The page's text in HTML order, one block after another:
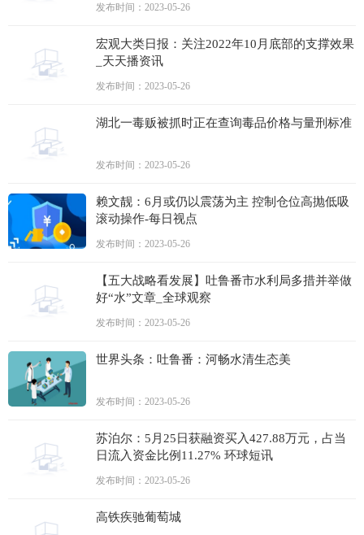
发布时间：2023-05-26
宏观大类日报：关注2022年10月底部的支撑效果
_天天播资讯
发布时间：2023-05-26
湖北一毒贩被抓时正在查询毒品价格与量刑标准
发布时间：2023-05-26
赖文靓：6月或仍以震荡为主 控制仓位高抛低吸
滚动操作-每日视点
发布时间：2023-05-26
【五大战略看发展】吐鲁番市水利局多措并举做
好“水”文章_全球观察
发布时间：2023-05-26
世界头条：吐鲁番：河畅水清生态美
发布时间：2023-05-26
苏泊尔：5月25日获融资买入427.88万元，占当
日流入资金比例11.27% 环球短讯
发布时间：2023-05-26
高铁疾驰葡萄城